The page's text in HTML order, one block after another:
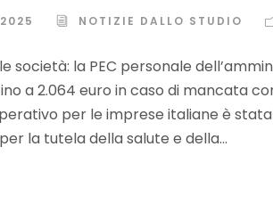
NOTIZIE DALLO STUDIO
società: la PEC personale
a 2.064 euro in caso di mancata
per le imprese italiane è
la tutela della salute e della...